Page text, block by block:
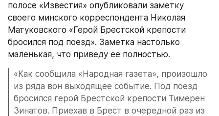
полосе «Известия» опубликовали заметку
своего минского корреспондента Николая
Матуковского «Герой Брестской крепости
бросился под поезд». Заметка настолько
маленькая, что приведу ее полностью.
«Как сообщила «Народная газета», произошло
из ряда вон выходящее событие. Под поезд
бросился герой Брестской крепости Тимерен
Зинатов. Приехав в Брест в очередной раз из